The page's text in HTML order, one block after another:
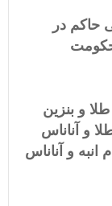
حاکم در
حکومت
و بنزین
و آناناس
و آناناس